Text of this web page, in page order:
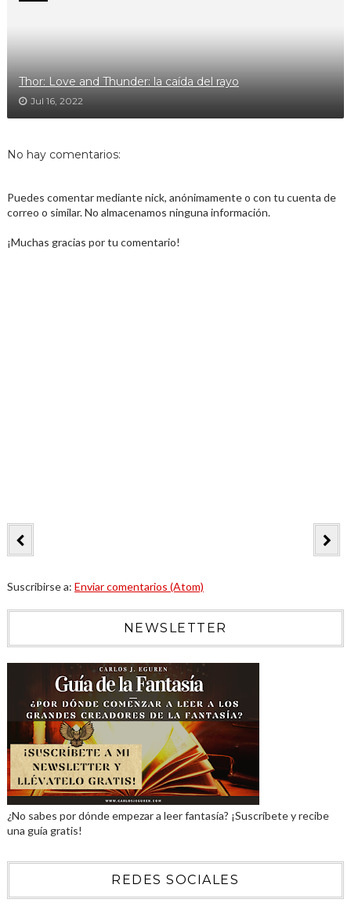
Thor: Love and Thunder: la caída del rayo
Jul 16, 2022
No hay comentarios:
Puedes comentar mediante nick, anónimamente o con tu cuenta de
correo o similar. No almacenamos ninguna información.
¡Muchas gracias por tu comentario!
Suscribirse a: Enviar comentarios (Atom)
NEWSLETTER
¿No sabes por dónde empezar a leer fantasía? ¡Suscríbete y recibe
una guía gratis!
REDES SOCIALES